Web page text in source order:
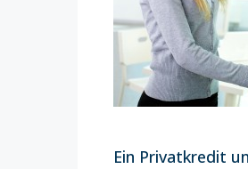
Ein Privatkredit